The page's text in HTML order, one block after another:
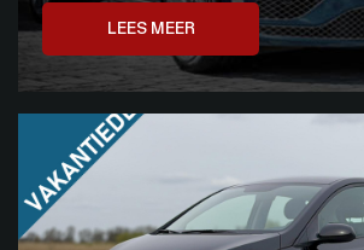
LEES MEER